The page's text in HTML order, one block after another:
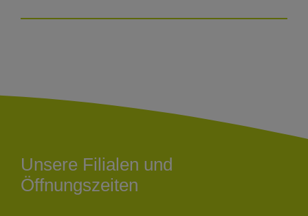
Unsere Filialen und
Öffnungszeiten